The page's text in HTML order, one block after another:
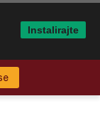
Instalirajte